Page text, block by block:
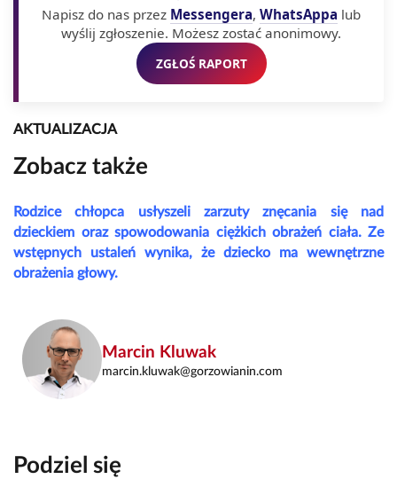
Napisz do nas przez Messengera, WhatsAppa lub
wyślij zgłoszenie. Możesz zostać anonimowy.
ZGŁOŚ RAPORT
AKTUALIZACJA
Zobacz także
Rodzice chłopca usłyszeli zarzuty znęcania się nad
dzieckiem oraz spowodowania ciężkich obrażeń ciała. Ze
wstępnych ustaleń wynika, że dziecko ma wewnętrzne
obrażenia głowy.
Marcin Kluwak
marcin.kluwak@gorzowianin.com
Podziel się